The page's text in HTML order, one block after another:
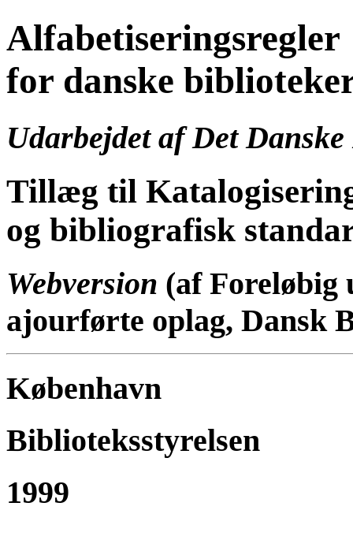
Alfabetiseringsregler
for danske
Udarbejdet af Det
Tillæg til
og bibliografisk
Webversion (af Foreløbig
ajourførte oplag, Dansk
København
Biblioteksstyrelsen
1999